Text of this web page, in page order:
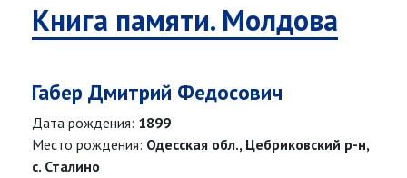
Книга памяти. Молдова
Габер Дмитрий Федосович
Дата рождения: 1899
Место рождения: Одесская обл., Цебриковский р-н,
с. Сталино